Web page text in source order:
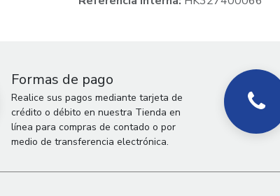
Formas de pago
Realice sus pagos mediante tarjeta de
crédito o débito en nuestra Tienda en
línea para compras de contado o por
medio de transferencia electrónica.